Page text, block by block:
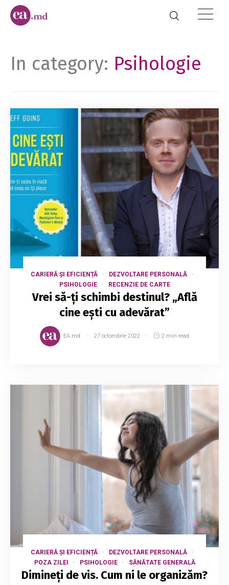
In category: Psihologie
CARIERĂ ȘI EFICIENȚĂ
DEZVOLTARE PERSONALĂ
PSIHOLOGIE
RECENZIE DE CARTE
Vrei să-ți schimbi destinul? „Află
cine ești cu adevărat”
EA.md 27 octombrie 2022 2 min read
CARIERĂ ȘI EFICIENȚĂ
DEZVOLTARE PERSONALĂ
POZA ZILEI
PSIHOLOGIE SĂNĂTATE GENERALĂ
Dimineți de vis. Cum ni le organizăm?